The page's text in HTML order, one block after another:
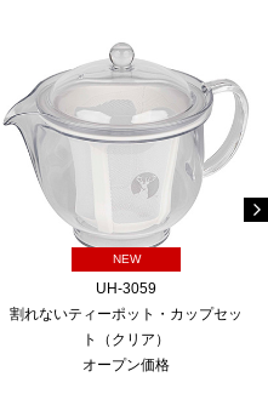
NEW
UH-3059
割れないティーポット・カップセッ
ト（クリア）
オープン価格